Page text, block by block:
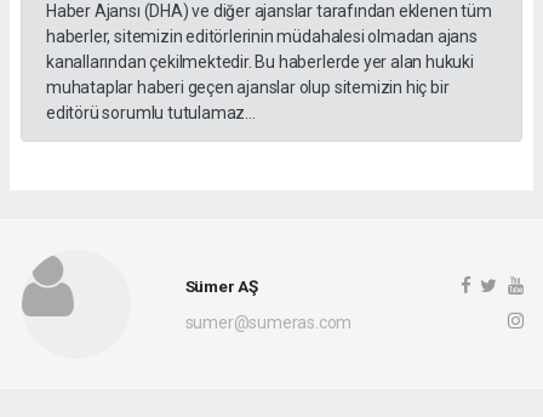
Haber Ajansı (DHA) ve diğer ajanslar tarafından eklenen tüm
haberler, sitemizin editörlerinin müdahalesi olmadan ajans
kanallarından çekilmektedir. Bu haberlerde yer alan hukuki
muhataplar haberi geçen ajanslar olup sitemizin hiç bir
editörü sorumlu tutulamaz...
Sümer AŞ
sumer@sumeras.com